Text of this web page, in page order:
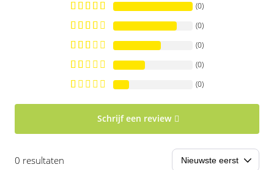
(0)
(0)
(0)
(0)
(0)
Schrijf een review
0 resultaten